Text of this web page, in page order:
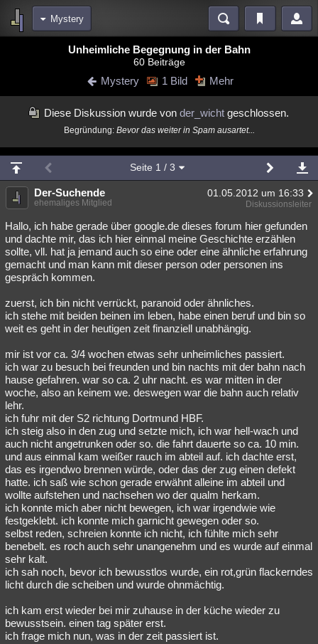
Mystery
Blogs
meine Rubriken
Wissenschaft Politik Mystery Kriminalfälle
Spiritualität Verschwörungen Technologie Ufologie
Natur Umfragen
Philosophie Träume Orte Esoterik Literatur
Astronomie Helpdesk Gruppen Gaming Filme
Übersichten
Besucht Teilgenommen Alle Neue Geschlossen
Lesenswert Schlüsselwörter
Unheimliche Begegnung in der Bahn
60 Beiträge
Mystery 1 Bild Mehr
Diese Diskussion wurde von der_wichtgeschlossen.
Begründung: Bevor das weiter in Spam ausartet...
Seite 1 / 3
Der-Suchende 01.05.2012 um 16:33
ehemaliges Mitglied Diskussionsleiter
Hallo, ich habe gerade über google.de dieses forum hier gefunden
und dachte mir, das ich hier einmal meine Geschichte erzählen
sollte, vll. hat ja jemand auch so eine oder eine ähnliche erfahrung
gemacht und man kann mit dieser person oder personen ins
gespräch kommen.
zuerst, ich bin nicht verrückt, paranoid oder ähnliches.
ich stehe mit beiden beinen im leben, habe einen beruf und bin so
weit es geht in der heutigen zeit finanziell unabhängig.
mir ist vor ca. 3/4 wochen etwas sehr unheimliches passiert.
ich war zu besuch bei freunden und bin nachts mit der bahn nach
hause gefahren. war so ca. 2 uhr nacht. es war mitten in der
woche, also an keinem we. deswegen war die bahn auch relativ
lehr.
ich fuhr mit der S2 richtung Dortmund HBF.
ich steig also in den zug und setzte mich, ich war hell-wach und
auch nicht angetrunken oder so. die fahrt dauerte so ca. 10 min.
und aus einmal kam weißer rauch im abteil auf. ich dachte erst,
das es irgendwo brennen würde, oder das der zug einen defekt
hatte. ich saß wie schon gerade erwähnt alleine im abteil und
wollte aufstehen und nachsehen wo der qualm herkam.
ich konnte mich aber nicht bewegen, ich war irgendwie wie
festgeklebt. ich konnte mich garnicht gewegen oder so.
selbst reden, schreien konnte ich nicht, ich fühlte mich sehr
benebelt. es roch auch sehr unangenehm und es wurde auf einmal
sehr kalt.
ich sah noch, bevor ich bewusstlos wurde, ein rot,grün flackerndes
licht durch die scheiben und wurde ohnmächtig.
ich kam erst wieder bei mir zuhause in der küche wieder zu
bewusstsein. einen tag später erst.
ich frage mich nun, was in der zeit passiert ist.